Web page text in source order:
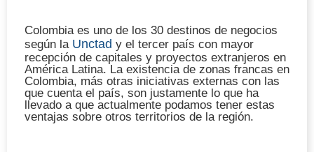
Colombia es uno de los 30 destinos de negocios
según la Unctad y el tercer país con mayor
recepción de capitales y proyectos extranjeros en
América Latina. La existencia de zonas francas en
Colombia, más otras iniciativas externas con las
que cuenta el país, son justamente lo que ha
llevado a que actualmente podamos tener estas
ventajas sobre otros territorios de la región.